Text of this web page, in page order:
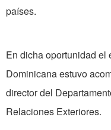
países.
En dicha oportunidad
Dominicana estuvo
director del
Relaciones Exteriores.